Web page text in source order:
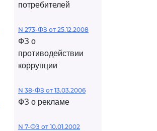
потребителей
N 273-ФЗ от 25.12.2008
ФЗ о
противодействии
коррупции
N 38-ФЗ от 13.03.2006
ФЗ о рекламе
N 7-ФЗ от 10.01.2002